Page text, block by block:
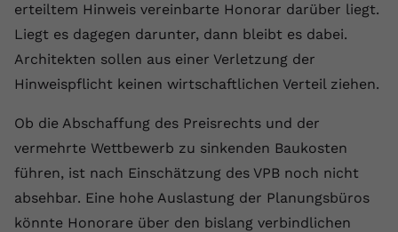
erteiltem Hinweis vereinbarte Honorar darüber liegt.
Liegt es dagegen darunter, dann bleibt es dabei.
Architekten sollen aus einer Verletzung der
Hinweispflicht keinen wirtschaftlichen Verteil ziehen.
Ob die Abschaffung des Preisrechts und der
vermehrte Wettbewerb zu sinkenden Baukosten
führen, ist nach Einschätzung des VPB noch nicht
absehbar. Eine hohe Auslastung der Planungsbüros
könnte Honorare über den bislang verbindlichen
Zweck
Videopräferenzen des Nutzers zu
speichern, der eingebettete YouTube-
Videos verwendet.